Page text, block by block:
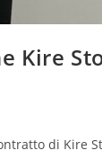
Kire
di Kire